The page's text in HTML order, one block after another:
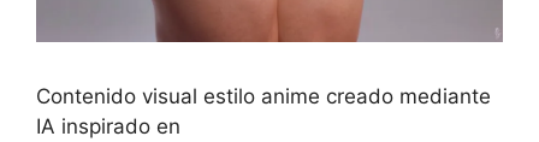
Contenido visual estilo anime creado mediante
IA inspirado en